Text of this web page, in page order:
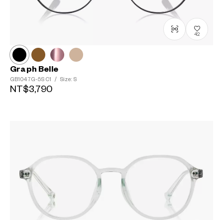
42
Graph Belle
GB1047G-5S C1 / Size: S
NT$3,790